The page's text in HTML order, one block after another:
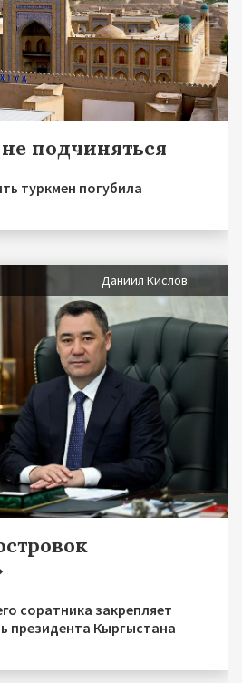
подчиняться
туркмен погубила
Даниил Кислов
соратника закрепляет
президента Кыргыстана